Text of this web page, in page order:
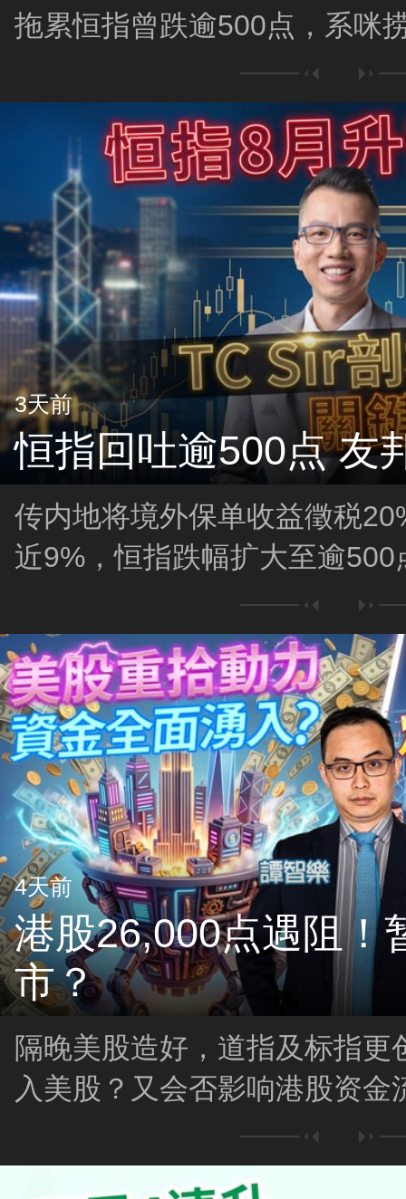
拖累恒指曾跌逾500点，系咪
3天前
恒指回吐逾500点 友
传内地将境外保单收益徵税
近9%，恒指跌幅扩大至逾
市走势？恒指上26,000有阻
买？联储局放鹰 美股插水！
4天前
港股26,000点遇阻！
市？
隔晚美股造好，道指及标指更
入美股？又会否影响港股资金